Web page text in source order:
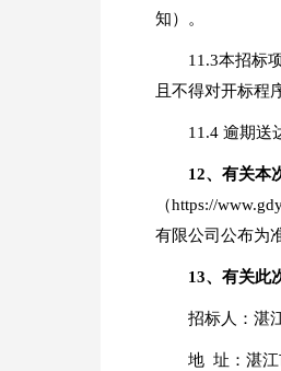
知）。
11.3本招标
且不得对开标程
11.4 逾期送
12、有关本
（https://
有限公司公布为
13、有关此
招标人：
地 址：湛